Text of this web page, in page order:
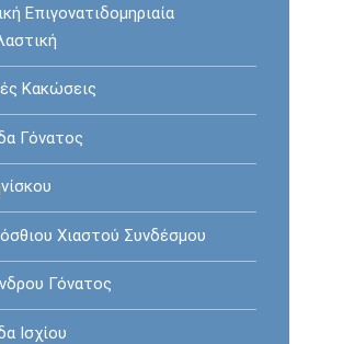
Επιγονατιδομηριαία
Κακώσεις
Γόνατος
Χιαστού Συνδέσμου
Γόνατος
Ισχίου